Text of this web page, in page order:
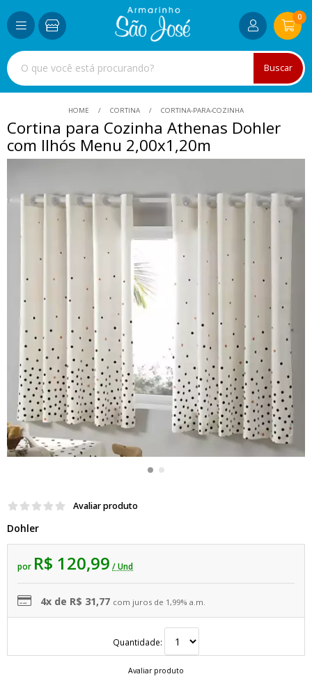
Buscar
0
HOME CORTINA CORTINA-PARA-COZINHA
Cortina para Cozinha Athenas Dohler
com Ilhós Menu 2,00x1,20m
Avaliar produto
Dohler
por R$ 120,99 / Und
4x de R$ 31,77 com juros de 1,99% a.m.
Quantidade:
Avaliar produto